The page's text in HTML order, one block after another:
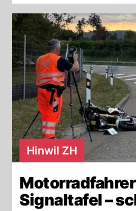
Hinwil ZH
Signaltafel –